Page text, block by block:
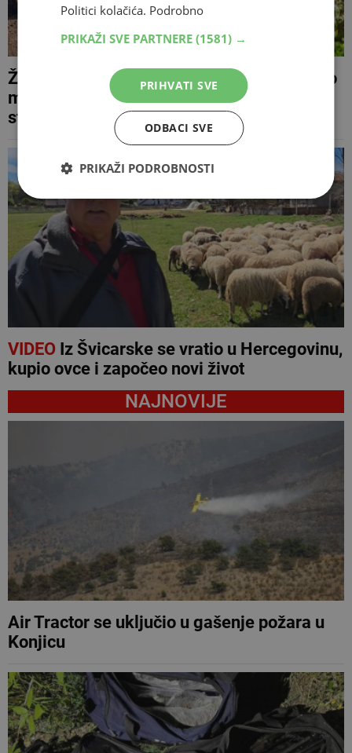
ŽZH dijeli potpore za poljoprivredu: Evo tko
može dobiti novac za traktore, plastenike,
stoku i nasade
VIDEOIz Švicarske se vratio u Hercegovinu,
kupio ovce i započeo novi život
NAJNOVIJE
Air Tractor se uključio u gašenje požara u
Konjicu
Politici kolačića. Podrobno
PRIKAŽI SVE PARTNERE (1581) →
PRIHVATI SVE
ODBACI SVE
PRIKAŽI PODROBNOSTI